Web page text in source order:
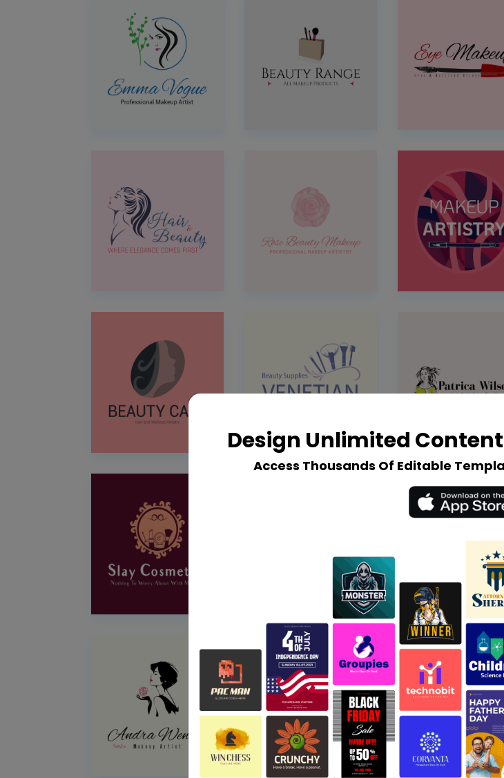
Design Unlimited
Access Thousands Of Editable